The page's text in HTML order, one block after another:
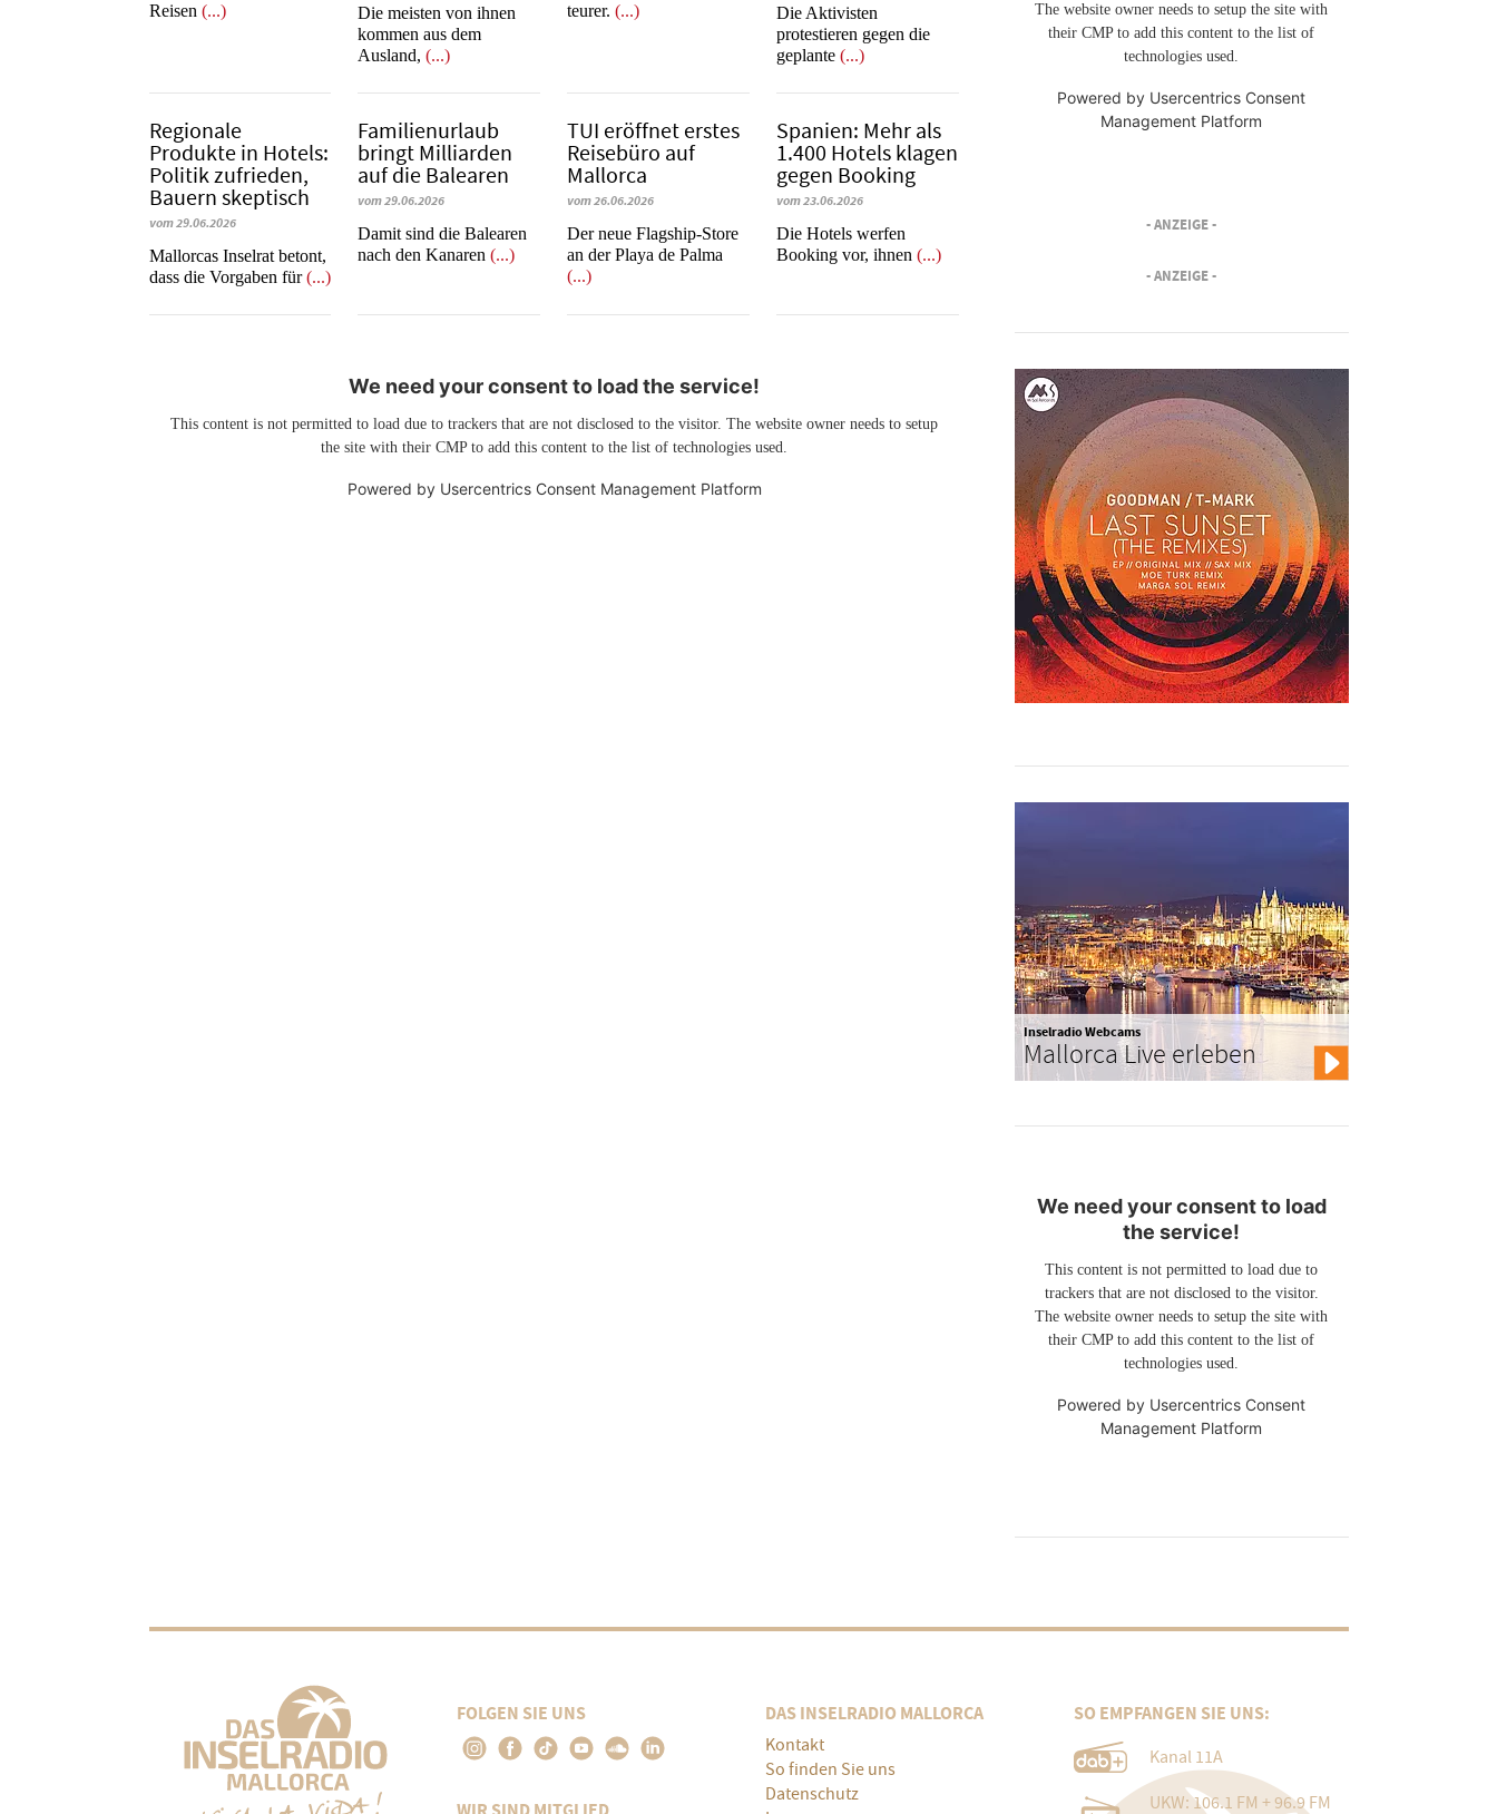
Reisen (...)
Die meisten von ihnen
kommen aus dem
Ausland,(...)
teurer.(...)
Die Aktivisten
protestieren gegen die
geplante(...)
Regionale
Produkte in Hotels:
Politik zufrieden,
Bauern skeptisch
vom 29.06.2026
Mallorcas Inselrat betont,
dass die Vorgaben für(...)
Familienurlaub
bringt Milliarden
auf die Balearen
vom 29.06.2026
​​​​​​​Damit sind die Balearen
nach den Kanaren(...)
TUI eröffnet erstes
Reisebüro auf
Mallorca
vom 26.06.2026
Der neue Flagship-Store
an der Playa de Palma
(...)
Spanien: Mehr als
1.400 Hotels klagen
gegen Booking
vom 23.06.2026
​​​​​​​Die Hotels werfen
Booking vor, ihnen(...)
We need your consent to load the service!
This content is not permitted to load due to trackers that are not disclosed to the visitor. The website owner needs to setup
the site with their CMP to add this content to the list of technologies used.
Powered by Usercentrics Consent Management Platform
The website owner needs to setup the site with
their CMP to add this content to the list of
technologies used.
Powered by Usercentrics Consent
Management Platform
- ANZEIGE -
- ANZEIGE -
Inselradio Webcams
Mallorca Live erleben
We need your consent to load
the service!
This content is not permitted to load due to
trackers that are not disclosed to the visitor.
The website owner needs to setup the site with
their CMP to add this content to the list of
technologies used.
Powered by Usercentrics Consent
Management Platform
FOLGEN SIE UNS DAS INSELRADIO MALLORCA
Kontakt
So finden Sie uns
Datenschutz
SO EMPFANGEN SIE UNS:
Kanal 11A
UKW: 106.1 FM + 96.9 FM